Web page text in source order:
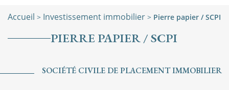
Accueil > Investissement immobilier > Pierre papier / SCPI
PIERRE PAPIER / SCPI
SOCIÉTÉ CIVILE DE PLACEMENT IMMOBILIER